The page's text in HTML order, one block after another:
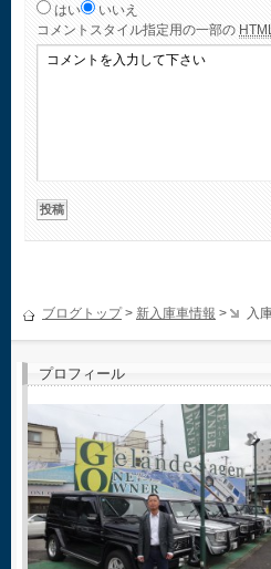
はい
いいえ
コメント スタイル指定用の一部の HTML
ブログトップ> 新入庫車情報 > 入
プロフィール